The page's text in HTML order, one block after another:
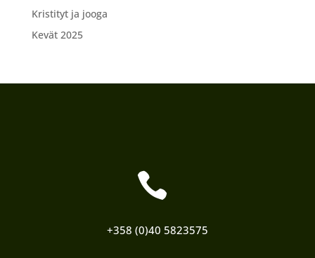
Kristityt ja jooga
Kevät 2025

+358 (0)40 5823575